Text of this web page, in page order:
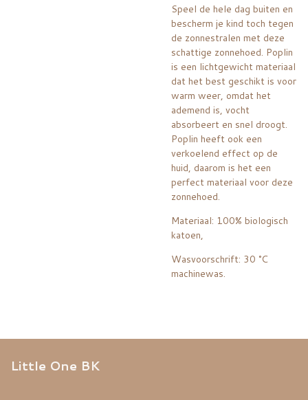
Speel de hele dag buiten en
bescherm je kind toch tegen
de zonnestralen met deze
schattige zonnehoed. Poplin
is een lichtgewicht materiaal
dat het best geschikt is voor
warm weer, omdat het
ademend is, vocht
absorbeert en snel droogt.
Poplin heeft ook een
verkoelend effect op de
huid, daarom is het een
perfect materiaal voor deze
zonnehoed.
Materiaal: 100% biologisch
katoen,
Wasvoorschrift: 30 °C
machinewas.
Little One BK